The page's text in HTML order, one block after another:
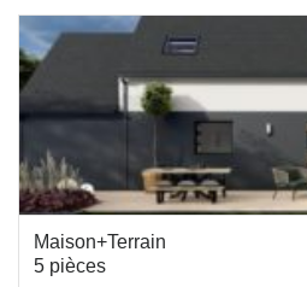
Maison+Terrain
5 pièces